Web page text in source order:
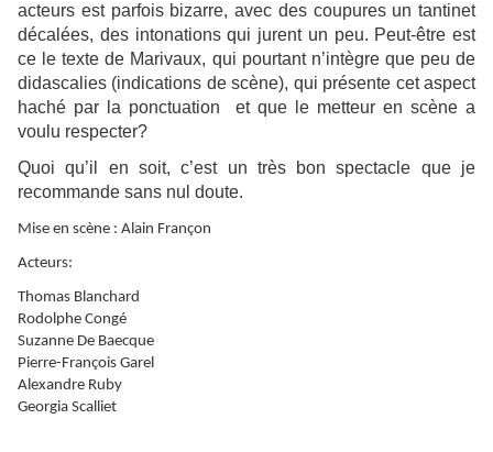
acteurs est parfois bizarre, avec des coupures un tantinet
décalées, des intonations qui jurent un peu. Peut-être est
ce le texte de Marivaux, qui pourtant n’intègre que peu de
didascalies (indications de scène), qui présente cet aspect
haché par la ponctuation et que le metteur en scène a
voulu respecter?
Quoi qu’il en soit, c’est un très bon spectacle que je
recommande sans nul doute.
Mise en scène : Alain Françon
Acteurs:
Thomas Blanchard
Rodolphe Congé
Suzanne De Baecque
Pierre-François Garel
Alexandre Ruby
Georgia Scalliet